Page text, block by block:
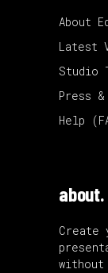
About
Latest
Studio
Press &
Help
about.
Create